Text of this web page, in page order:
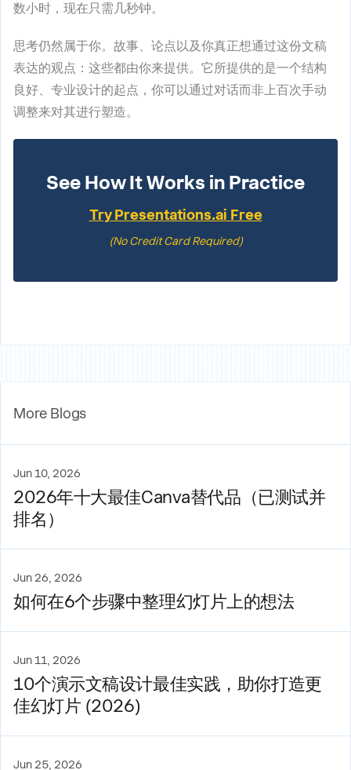
数小时，现在只需几秒钟。
思考仍然属于你。故事、论点以及你真正想通过这份文稿
表达的观点：这些都由你来提供。它所提供的是一个结构
良好、专业设计的起点，你可以通过对话而非上百次手动
调整来对其进行塑造。
See How It Works in Practice
Try Presentations.ai Free
(No Credit Card Required)
More Blogs
Jun 10, 2026
2026年十大最佳Canva替代品（已测试并
排名）
Jun 26, 2026
如何在6个步骤中整理幻灯片上的想法
Jun 11, 2026
10个演示文稿设计最佳实践，助你打造更
佳幻灯片 (2026)
Jun 25, 2026